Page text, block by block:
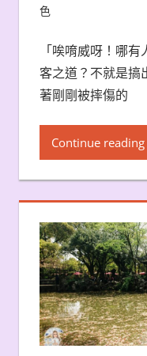
色
「唉唷威呀！哪
客之道？不就是搞
著剛剛被摔傷的
Continue reading